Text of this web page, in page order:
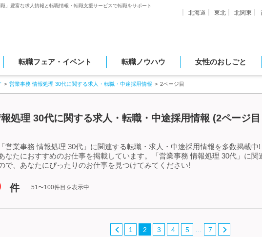
」豊富な求人情報と転職情報・転職支援サービスで転職をサポート
北海道 東北 北関東
転職フェア・イベント 転職ノウハウ 女性のおしごと
営業事務 情報処理 30代に関する求人・転職・中途採用情報 2ページ目
処理 30代に関する求人・転職・中途採用情報 (2ページ
営業事務 情報処理 30代」に関連する転職・求人・中途採用情報を多数掲載
なたにおすすめのお仕事を掲載しています。「営業事務 情報処理 30代」に
で、あなたにぴったりのお仕事を見つけてみてください!
件 51〜100件目を表示中
1 2 3 4 5 7